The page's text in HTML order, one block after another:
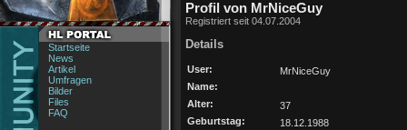
Startseite
News
Artikel
Umfragen
Bilder
Files
FAQ
Profil von MrNiceGuy
Registriert seit 04.07.2004
Details
User:
MrNiceGuy
Name:
Alter:
37
Geburtstag:
18.12.1988